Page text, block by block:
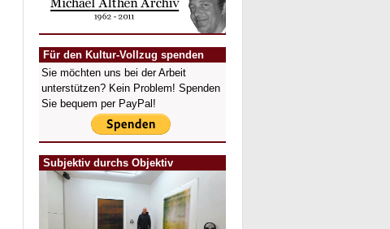
Für den Kultur-Vollzug spenden
Sie möchten uns bei der Arbeit
unterstützen? Kein Problem! Spenden
Sie bequem per PayPal!
Subjektiv durchs Objektiv